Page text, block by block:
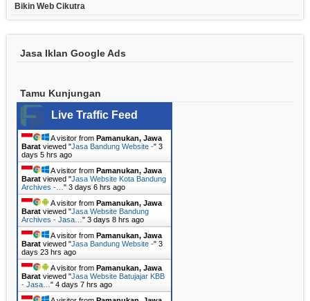
Bikin Web Cikutra
Jasa Iklan Google Ads
Tamu Kunjungan
Live Traffic Feed
A visitor from Pamanukan, Jawa
Barat viewed "Jasa Bandung Website -" 3
days 5 hrs ago
A visitor from Pamanukan, Jawa
Barat viewed "Jasa Website Kota Bandung
Archives -… " 3 days 6 hrs ago
A visitor from Pamanukan, Jawa
Barat viewed "Jasa Website Bandung
Archives - Jasa… " 3 days 8 hrs ago
A visitor from Pamanukan, Jawa
Barat viewed "Jasa Bandung Website -" 3
days 23 hrs ago
A visitor from Pamanukan, Jawa
Barat viewed "Jasa Website Batujajar KBB
- Jasa… " 4 days 7 hrs ago